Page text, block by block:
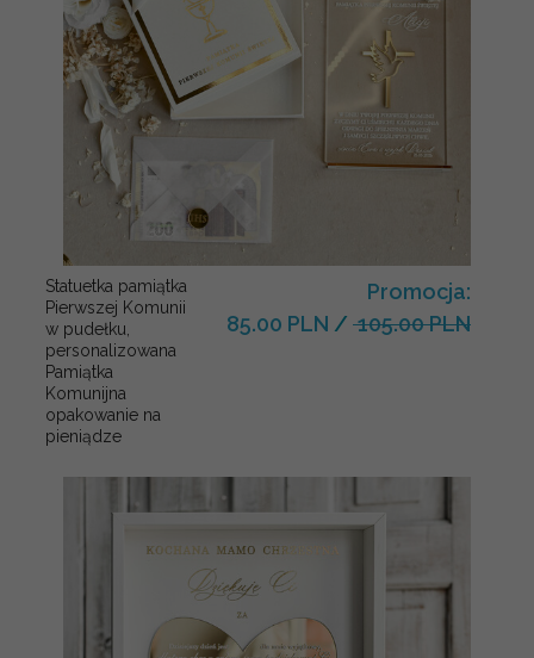
Statuetka pamiątka
Pierwszej Komunii
w pudełku,
personalizowana
Pamiątka
Komunijna
opakowanie na
pieniądze
Promocja:
85.00 PLN / 105.00 PLN